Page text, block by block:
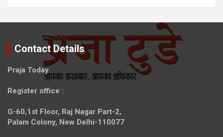
Contact Details
Praja Today
Register office :
G-60,1st Floor, Raj Nagar Part-2,
Palam Colony, New Delhi-110077